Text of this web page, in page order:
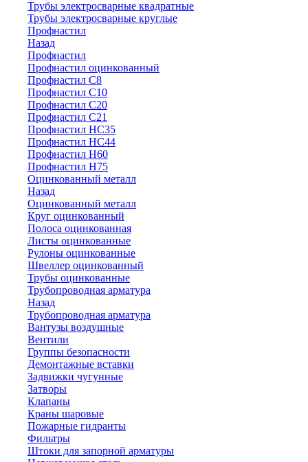
Трубы электросварные квадратные
Трубы электросварные круглые
Профнастил
Назад
Профнастил
Профнастил оцинкованный
Профнастил С8
Профнастил С10
Профнастил С20
Профнастил С21
Профнастил НС35
Профнастил НС44
Профнастил Н60
Профнастил Н75
Оцинкованный металл
Назад
Оцинкованный металл
Круг оцинкованный
Полоса оцинкованная
Листы оцинкованные
Рулоны оцинкованные
Швеллер оцинкованный
Трубы оцинкованные
Трубопроводная арматура
Назад
Трубопроводная арматура
Вантузы воздушные
Вентили
Группы безопасности
Демонтажные вставки
Задвижки чугунные
Затворы
Клапаны
Краны шаровые
Пожарные гидранты
Фильтры
Штоки для запорной арматуры